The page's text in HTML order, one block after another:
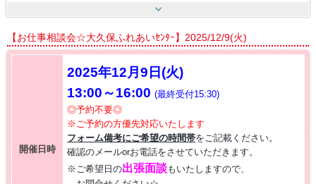
【富山市】工場・製造ワーク [HG8]
【呉羽射水エリア特集】スタッフ12名大募集!! [HB7]
【お仕事相談会☆流通会館】2026/8/21(金) PM開催
【お仕事相談会☆大久保ふれあいｾﾝﾀｰ】2026/8/26(水)
【お仕事相談会☆大久保ふれあいｾﾝﾀｰ】2025/12/9(火)
開催日時
2025年12月9日(火)
13:00～16:00 (最終受付15:30)
◎予約不要◎
※ご予約の方優先対応いたします
フォーム備考にご希望の時間帯をご記載ください。
確認のメールorお電話をさせていただきます。
※ご希望日の出張面談もいたしますので、